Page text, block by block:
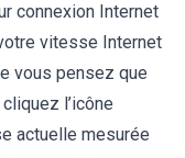
connexion Internet
vitesse Internet
vous pensez que
l’icône
actuelle mesurée